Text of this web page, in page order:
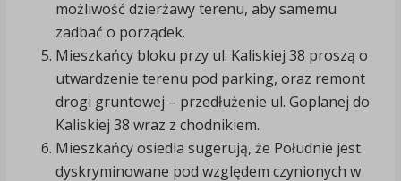
możliwość dzierżawy terenu, aby samemu
zadbać o porządek.
Mieszkańcy bloku przy ul. Kaliskiej 38 proszą o
utwardzenie terenu pod parking, oraz remont
drogi gruntowej – przedłużenie ul. Goplanej do
Kaliskiej 38 wraz z chodnikiem.
Mieszkańcy osiedla sugerują, że Południe jest
dyskryminowane pod względem czynionych w